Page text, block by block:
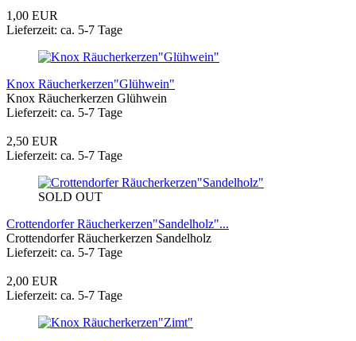
1,00 EUR
Lieferzeit: ca. 5-7 Tage
Knox Räucherkerzen"Glühwein"
Knox Räucherkerzen Glühwein
Lieferzeit: ca. 5-7 Tage
2,50 EUR
Lieferzeit: ca. 5-7 Tage
SOLD OUT
Crottendorfer Räucherkerzen"Sandelholz"...
Crottendorfer Räucherkerzen Sandelholz
Lieferzeit: ca. 5-7 Tage
2,00 EUR
Lieferzeit: ca. 5-7 Tage